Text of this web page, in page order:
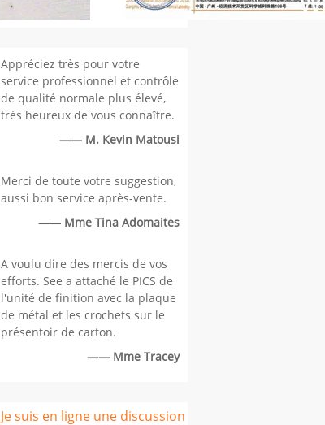
Appréciez très pour votre
service professionnel et contrôle
de qualité normale plus élevé,
très heureux de vous connaître.
—— M. Kevin Matousi
Merci de toute votre suggestion,
aussi bon service après-vente.
—— Mme Tina Adomaites
A voulu dire des mercis de vos
efforts. See a attaché le PICS de
l'unité de finition avec la plaque
de métal et les crochets sur le
présentoir de carton.
—— Mme Tracey
Je suis en ligne une discussion
Couleur:Copie